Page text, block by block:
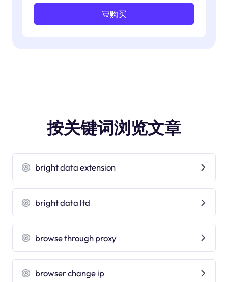
购买
按关键词浏览文章
bright data extension
bright data ltd
browse through proxy
browser change ip